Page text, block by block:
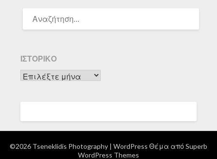
ΓΙΑ:
ΙΣΤΟΡΙΚΌ
Ιστορικό
©2026 Tseneklidis Photography | WordPress Θέμα από Superb
WordPress Themes